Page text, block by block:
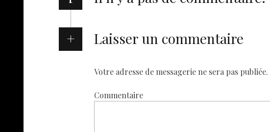
Laisser un commentaire
Votre adresse de messagerie ne sera pas publiée.
Commentaire